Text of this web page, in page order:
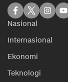
Nasional
Internasional
Ekonomi
Teknologi